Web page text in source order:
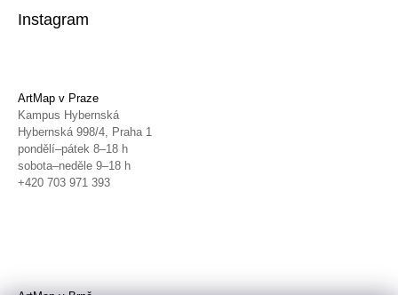
Instagram
ArtMap v Praze
Kampus Hybernská
Hybernská 998/4, Praha 1
pondělí–pátek 8–18 h
sobota–neděle 9–18 h
+420 703 971 393